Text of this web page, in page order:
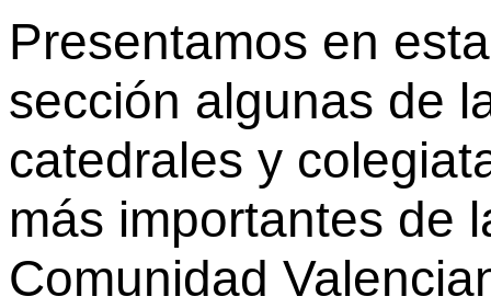
Presentamos en esta
sección algunas de
catedrales y
más importantes de
Comunidad